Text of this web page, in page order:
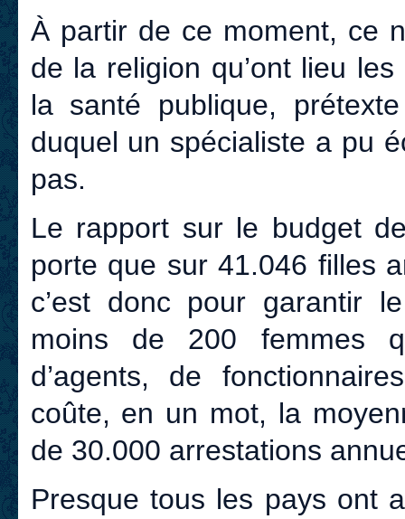
À partir de ce moment, ce
de la religion qu’ont lieu
la santé publique,
duquel un spécialiste a pu
pas.
Le rapport sur le budget
porte que sur 41.046 filles
c’est donc pour garantir
moins de 200 femmes
d’agents, de
coûte, en un mot, la
de 30.000 arrestations
Presque tous les pays ont